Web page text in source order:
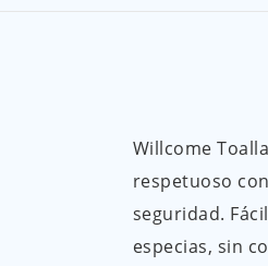
Willcome
respetuoso
seguridad.
especias, sin